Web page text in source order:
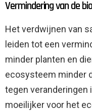
Vermindering van de
Het verdwijnen van
leiden tot een
minder planten en
ecosysteem minder
tegen veranderingen
moeilijker voor het